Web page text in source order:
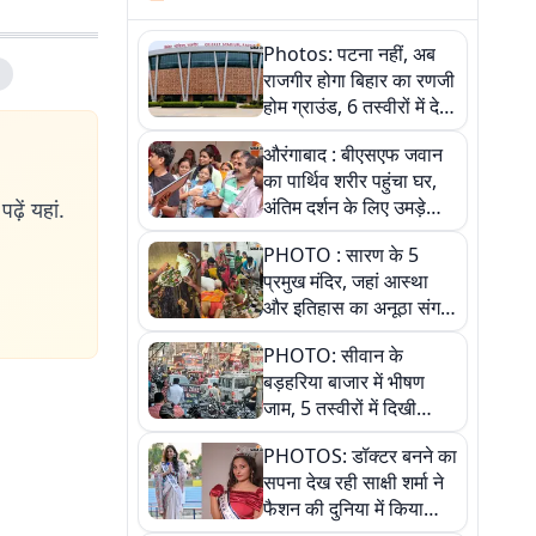
यहां.
Photos: पटना नहीं, अब
राजगीर होगा बिहार का रणजी
होम ग्राउंड, 6 तस्वीरों में देखें
नए स्टेडियम की पूरी कहानी
औरंगाबाद : बीएसएफ जवान
का पार्थिव शरीर पहुंचा घर,
अंतिम दर्शन के लिए उमड़े
लोग
PHOTO : सारण के 5
प्रमुख मंदिर, जहां आस्था
और इतिहास का अनूठा संगम,
तस्वीरों में जानिए
PHOTO: सीवान के
बड़हरिया बाजार में भीषण
जाम, 5 तस्वीरों में दिखी
अव्यवस्था
PHOTOS: डॉक्टर बनने का
सपना देख रही साक्षी शर्मा ने
फैशन की दुनिया में किया